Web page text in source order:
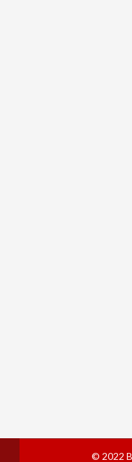
© 2022